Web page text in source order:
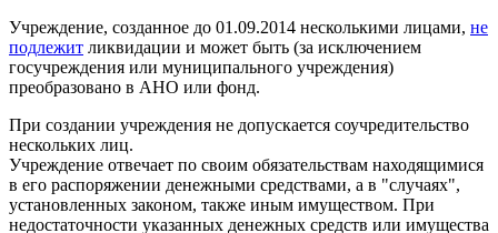
Учреждение, созданное до 01.09.2014 несколькими лицами, не
подлежит ликвидации и может быть (за исключением
госучреждения или муниципального учреждения)
преобразовано в АНО или фонд.
При создании учреждения не допускается соучредительство
нескольких лиц.
Учреждение отвечает по своим обязательствам находящимися
в его распоряжении денежными средствами, а в
случаях ,
установленных законом, также иным имуществом. При
недостаточности указанных денежных средств или имущества